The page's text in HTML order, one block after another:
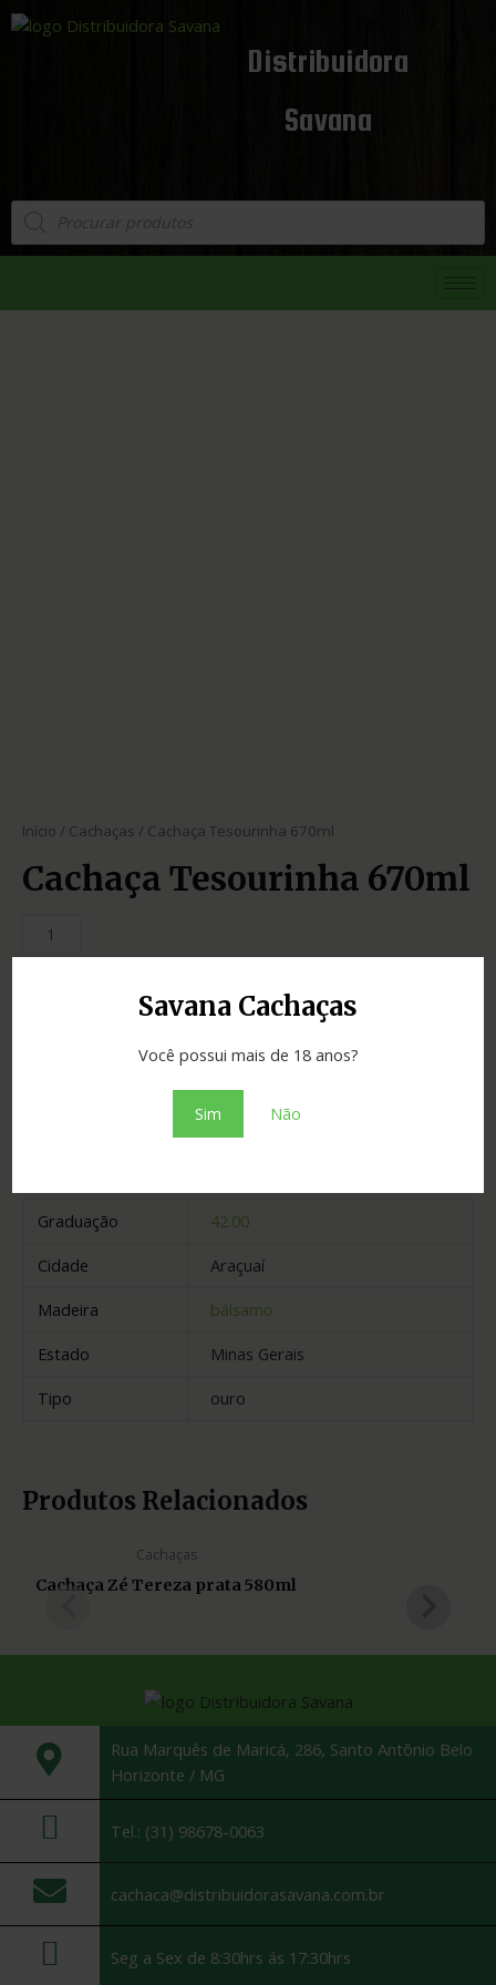
Savana Cachaças
Você possui mais de 18 anos?
Sim Não
Distribuidora
Savana
Início / Cachaças / Cachaça Tesourinha 670ml
Cachaça Tesourinha 670ml
Cachaças
Adicionar ao orçamento
Graduação
42.00
Cidade
Araçuaí
Madeira
bálsamo
Estado
Minas Gerais
Tipo
ouro
Produtos Relacionados
Cachaças
Cachaça Zé Tereza prata 580ml
Rua Marquês de Maricá, 286, Santo Antônio Belo
Horizonte / MG
Tel.: (31) 98678-0063
cachaca@distribuidorasavana.com.br
Seg a Sex de 8:30hrs ás 17:30hrs